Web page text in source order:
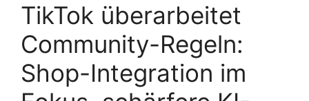
TikTok überarbeitet
Community-Regeln:
Shop-Integration im